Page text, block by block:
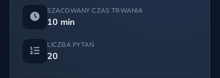
SZACOWANY CZAS TRWANIA
10 min
LICZBA PYTAŃ
20